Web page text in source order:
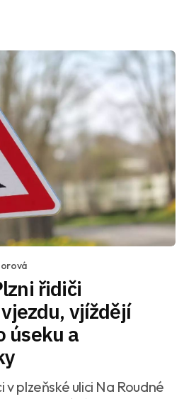
řidiči
vjíždějí
úseku a
plzeňské ulici Na Roudné